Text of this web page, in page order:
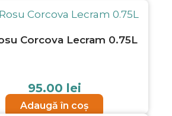
Corcova Lecram 0.75L
95.00 lei
Adaugă în coș